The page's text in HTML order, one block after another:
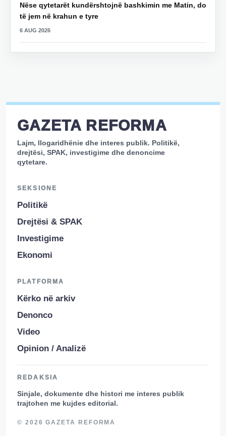
Nëse qytetarët kundërshtojnë bashkimin me Matin, do
të jem në krahun e tyre
6 AUG 2026
GAZETA REFORMA
Lajm, llogaridhënie dhe interes publik. Politikë,
drejtësi, SPAK, investigime dhe denoncime
qytetare.
SEKSIONE
Politikë
Drejtësi & SPAK
Investigime
Ekonomi
PLATFORMA
Kërko në arkiv
Denonco
Video
Opinion / Analizë
REDAKSIA
Sinjale, dokumente dhe histori me interes publik
trajtohen me kujdes editorial.
© 2026 GAZETA REFORMA